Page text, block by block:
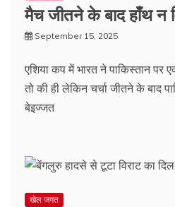
मैच जीतने के बाद हाँथ न
September 15, 2025
एशिया कप में भारत ने पाकिस्तान पर
तो की ही लेकिन चर्चा जीतने के बाद
बेइज्जत
खेल जगत